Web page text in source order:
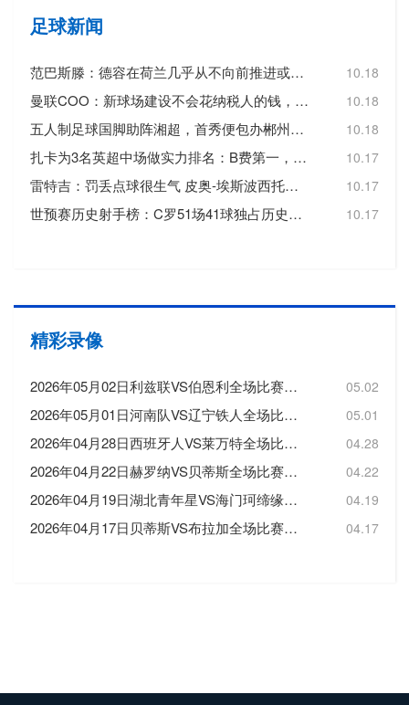
足球新闻
范巴斯滕：德容在荷兰几乎从不向前推进或转移球，这令人失望 10.18
曼联COO：新球场建设不会花纳税人的钱，曼联自行承担20亿镑费用 10.18
五人制足球国脚助阵湘超，首秀便包办郴州队三个进球 10.18
扎卡为3名英超中场做实力排名：B费第一，维尔茨第二，帕尔默第三 10.17
雷特吉：罚丢点球很生气 皮奥-埃斯波西托踢得非常好 10.17
世预赛历史射手榜：C罗51场41球独占历史射手王，梅西72场36球第3 10.17
精彩录像
2026年05月02日利兹联VS伯恩利全场比赛录像回放 05.02
2026年05月01日河南队VS辽宁铁人全场比赛录像回放 05.01
2026年04月28日西班牙人VS莱万特全场比赛录像回放 04.28
2026年04月22日赫罗纳VS贝蒂斯全场比赛录像回放 04.22
2026年04月19日湖北青年星VS海门珂缔缘全场比赛录像回放 04.19
2026年04月17日贝蒂斯VS布拉加全场比赛录像回放 04.17